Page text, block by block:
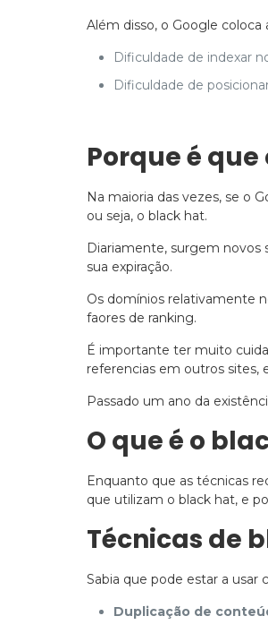
Além disso, o Google coloca
Dificuldade de indexar
Dificuldade de
Porque é
Na maioria das vezes, se o
ou seja, o black hat.
Diariamente, surgem novos
sua expiração.
Os domínios relativamente
faores de ranking.
É importante ter muito
referencias em outros sites,
Passado um ano da
O que é o
Enquanto que as técnicas
que utilizam o black hat, e
Técnicas de
Sabia que pode estar a usar
Duplicação de